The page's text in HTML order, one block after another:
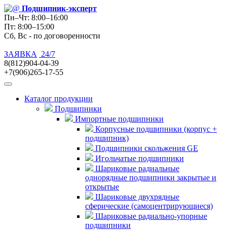
Подшипник-эксперт
Пн–Чт: 8:00–16:00
Пт: 8:00–15:00
Сб, Вс - по договоренности
ЗАЯВКА
24/7
8(812)904-04-39
+7(906)265-17-55
Каталог продукции
Подшипники
Импортные подшипники
Корпусные подшипники (корпус +
подшипник)
Подшипники скольжения GE
Игольчатые подшипники
Шариковые радиальные
однорядные подшипники закрытые и
открытые
Шариковые двухрядные
сферические (самоцентрирующиеся)
Шариковые радиально-упорные
подшипники